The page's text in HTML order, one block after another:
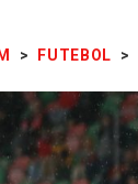
> FUTEBOL >